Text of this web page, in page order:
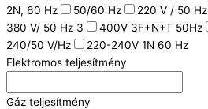
2N, 60 Hz
50/60 Hz 220 V / 50 Hz
380 V/ 50 Hz 3
400V 3F+N+T 50Hz
240/50 V/Hz
220-240V 1N 60 Hz
Elektromos teljesítmény
Gáz teljesítmény